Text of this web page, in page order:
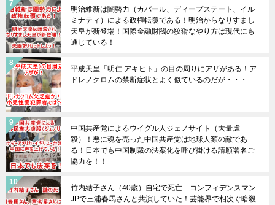
明治維新は闇勢力（カバール、ディープステート、イル
ミナティ）による政権転覆である！明治からなりすまし
天皇が新登場！国際金融財閥の狡猾なやり方は現代にも
通じている！
平成天皇「明仁 アキヒト」の目の周りにアザがある！ア
ドレノクロムの禁断症状とよく似ているのだが・・・
中国共産党によるウイグル人ジェノサイト（大量虐
殺）！悪に魂を売った中国共産党は地球人類の敵であ
る！日本でも中国制裁の法案化を呼び掛ける請願署名ご
協力を！！
竹内結子さん（40歳）自宅で死亡 コンフィデンスマン
JPで三浦春馬さんと共演していた！芸能界で相次ぐ暗殺